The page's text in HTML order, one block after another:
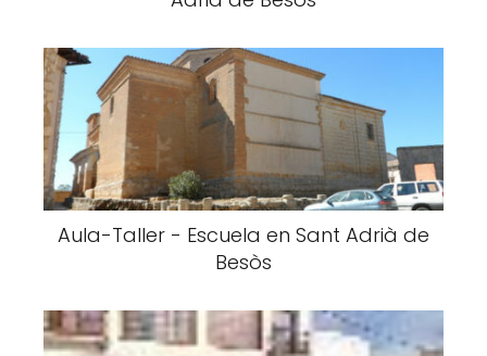
Aula-Taller - Escuela en Sant Adrià de
Besòs